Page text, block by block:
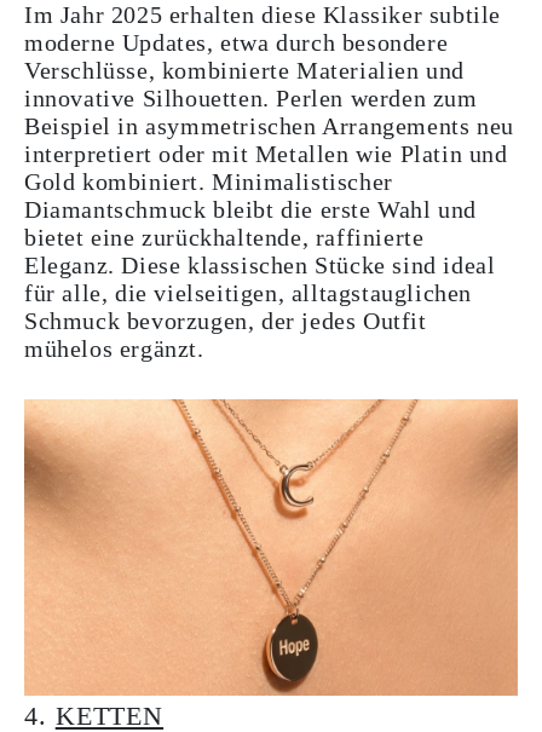
Im Jahr 2025 erhalten diese Klassiker subtile
moderne Updates, etwa durch besondere
Verschlüsse, kombinierte Materialien und
innovative Silhouetten. Perlen werden zum
Beispiel in asymmetrischen Arrangements neu
interpretiert oder mit Metallen wie Platin und
Gold kombiniert. Minimalistischer
Diamantschmuck bleibt die erste Wahl und
bietet eine zurückhaltende, raffinierte
Eleganz. Diese klassischen Stücke sind ideal
für alle, die vielseitigen, alltagstauglichen
Schmuck bevorzugen, der jedes Outfit
mühelos ergänzt.
4. KETTEN